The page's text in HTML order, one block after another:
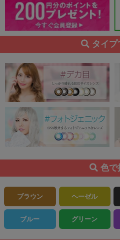
タイ
色で
ブラウン ヘーゼル
ブルー グリーン